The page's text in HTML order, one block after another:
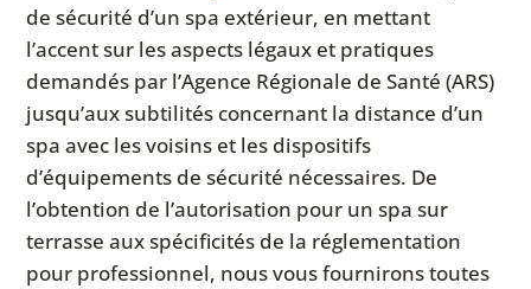
de sécurité d’un spa extérieur, en mettant
l’accent sur les aspects légaux et pratiques
demandés par l’Agence Régionale de Santé (ARS)
jusqu’aux subtilités concernant la distance d’un
spa avec les voisins et les dispositifs
d’équipements de sécurité nécessaires. De
l’obtention de l’autorisation pour un spa sur
terrasse aux spécificités de la réglementation
pour professionnel, nous vous fournirons toutes